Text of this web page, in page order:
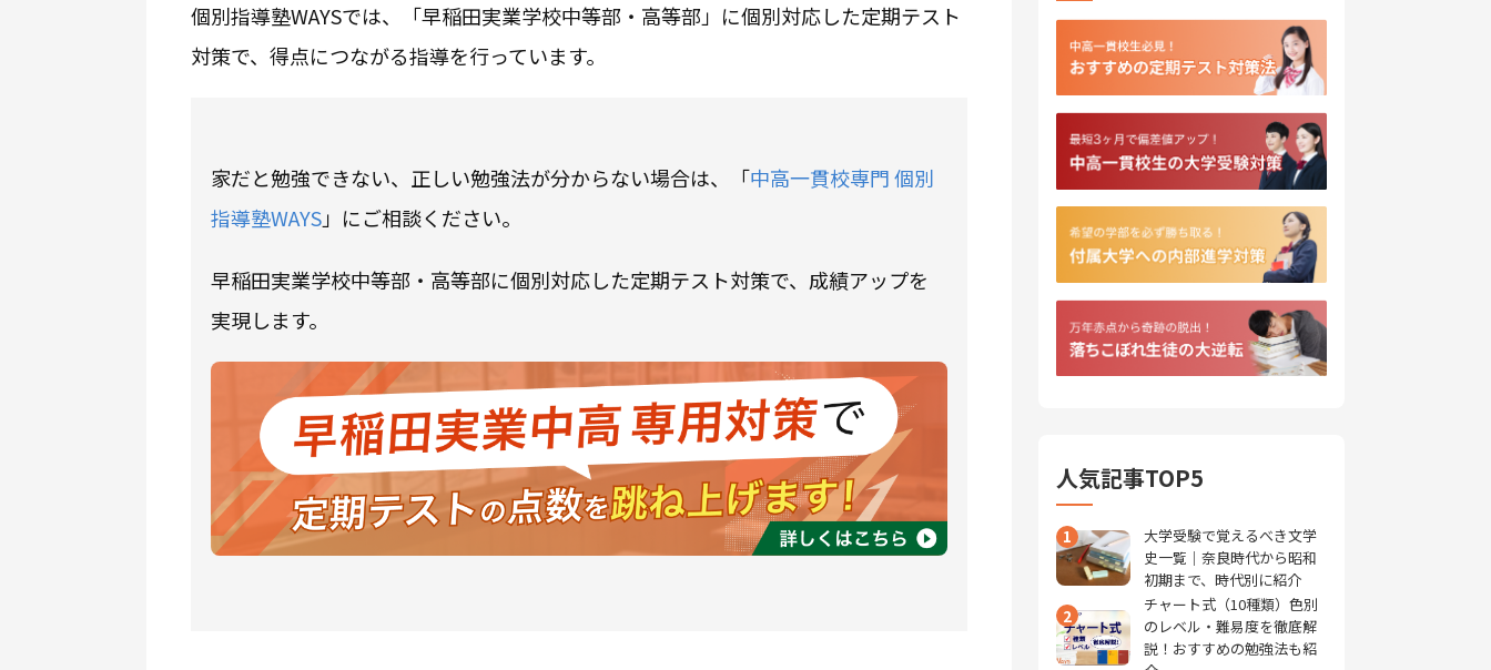
個別指導塾WAYSでは、「早稲田実業学校中等部・高等部」に個別対応した定期テスト
対策で、得点につながる指導を行っています。
家だと勉強できない、正しい勉強法が分からない場合は、「中高一貫校専門 個別
指導塾WAYS」にご相談ください。
早稲田実業学校中等部・高等部に個別対応した定期テスト対策で、成績アップを
実現します。
人気記事TOP5
1
大学受験で覚えるべき文学
史一覧｜奈良時代から昭和
初期まで、時代別に紹介
2
チャート式（10種類）色別
のレベル・難易度を徹底解
説！おすすめの勉強法も紹